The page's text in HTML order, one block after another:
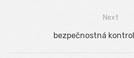
Next
Next
bezpečnostná